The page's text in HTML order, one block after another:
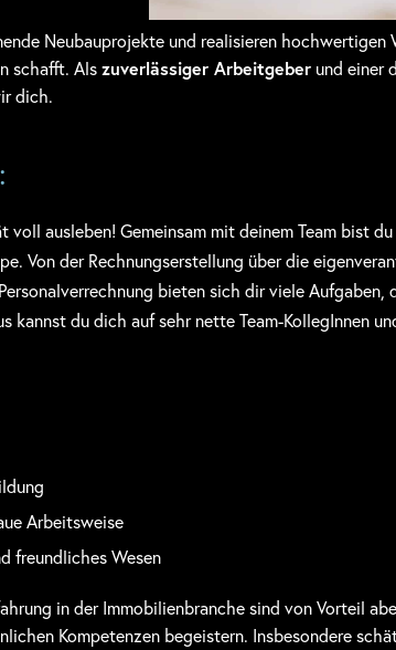
Neubauprojekte und realisieren hochwertigen
schafft. Alszuverlässiger Arbeitgeber und einer
dich.
voll ausleben! Gemeinsam mit deinem Team bist
Von der Rechnungserstellung über die
bieten sich dir viele Aufgaben,
kannst du dich auf sehr nette Team-KollegInnen
Arbeitsweise
freundliches Wesen
in der Immobilienbranche sind von Vorteil
Kompetenzen begeistern. Insbesondere